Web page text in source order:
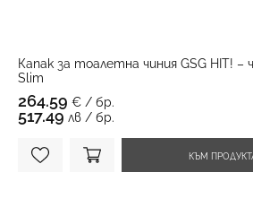
Капак за тоалетна чиния GSG HIT! –
Slim
264.59 € / бр.
517.49 лв / бр.
КЪМ